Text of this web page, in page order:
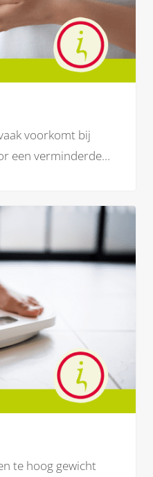
voorkomt bij
een verminderde
gewichtstoename.
te hoog gewicht